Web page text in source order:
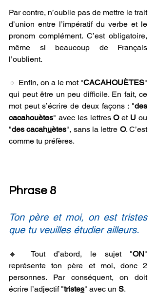
Par contre, n’oublie pas de mettre le trait
d’union entre l’impératif du verbe et le
pronom complément. C’est obligatoire,
même si beaucoup de Français
l’oublient.
🔹 Enfin, on a le mot "CACAHOUÈTES"
qui peut être un peu difficile. En fait, ce
mot peut s’écrire de deux façons : "des
cacahouètes" avec les lettres O et U ou
"des cacahuètes", sans la lettre O. C’est
comme tu préfères.
Phrase 8
Ton père et moi, on est tristes
que tu veuilles étudier ailleurs.
🔹 Tout d’abord, le sujet "ON"
représente ton père et moi, donc 2
personnes. Par conséquent, on doit
écrire l’adjectif "tristes" avec un S.